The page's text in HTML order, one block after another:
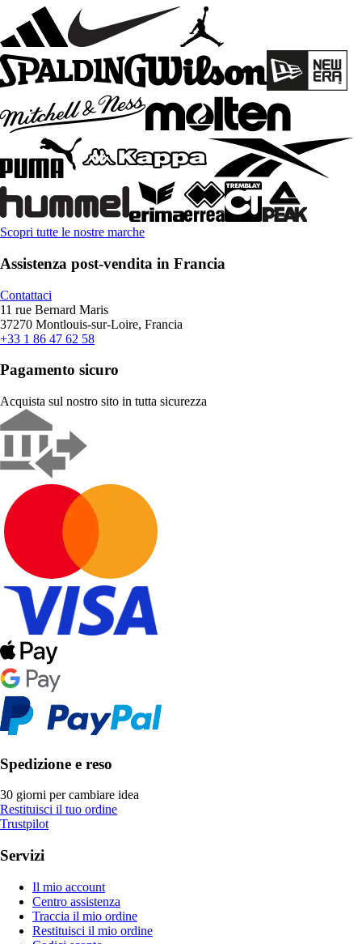
Scopri tutte le nostre marche
Assistenza post-vendita in Francia
Contattaci
11 rue Bernard Maris
37270 Montlouis-sur-Loire, Francia
+33 1 86 47 62 58
Pagamento sicuro
Acquista sul nostro sito in tutta sicurezza
Spedizione e reso
30 giorni per cambiare idea
Restituisci il tuo ordine
Trustpilot
Servizi
Il mio account
Centro assistenza
Traccia il mio ordine
Restituisci il mio ordine